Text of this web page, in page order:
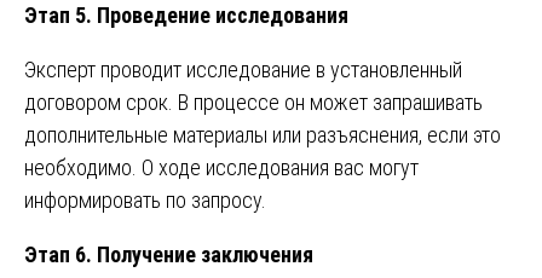
Этап 5. Проведение исследования
Эксперт проводит исследование в установленный
договором срок. В процессе он может запрашивать
дополнительные материалы или разъяснения, если это
необходимо. О ходе исследования вас могут
информировать по запросу.
Этап 6. Получение заключения